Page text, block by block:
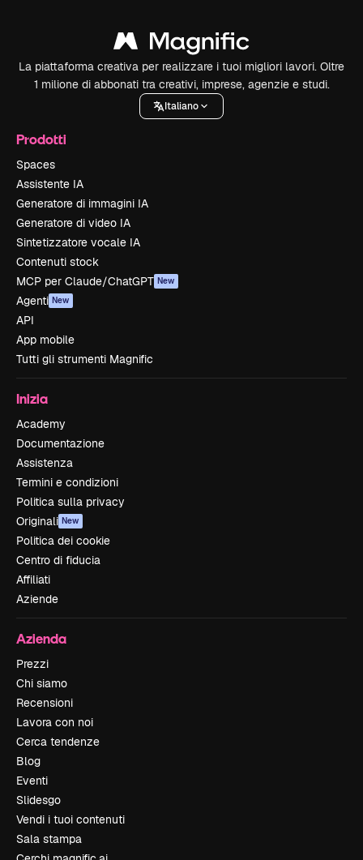
La piattaforma creativa per realizzare i tuoi migliori lavori. Oltre
1 milione di abbonati tra creativi, imprese, agenzie e studi.
Italiano
Prodotti
Spaces
Assistente IA
Generatore di immagini IA
Generatore di video IA
Sintetizzatore vocale IA
Contenuti stock
MCP per Claude/ChatGPT New
Agenti New
API
App mobile
Tutti gli strumenti Magnific
Inizia
Academy
Documentazione
Assistenza
Termini e condizioni
Politica sulla privacy
Originali New
Politica dei cookie
Centro di fiducia
Affiliati
Aziende
Azienda
Prezzi
Chi siamo
Recensioni
Lavora con noi
Cerca tendenze
Blog
Eventi
Slidesgo
Vendi i tuoi contenuti
Sala stampa